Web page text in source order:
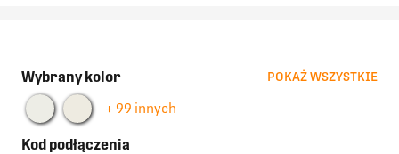
Wybrany kolor POKAŻ WSZYSTKIE
+ 99 innych
Kod podłączenia